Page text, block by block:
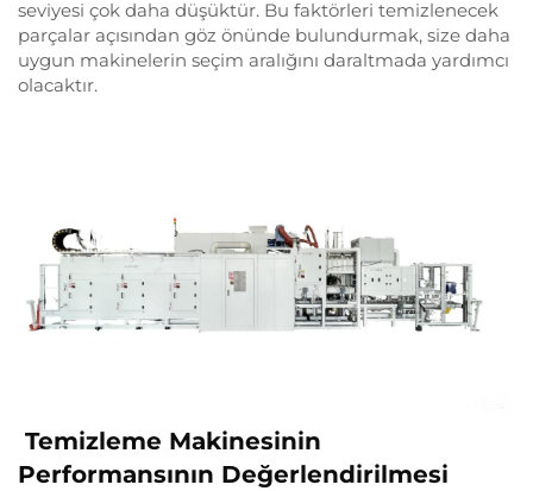
seviyesi çok daha düşüktür. Bu faktörleri temizlenecek
parçalar açısından göz önünde bulundurmak, size daha
uygun makinelerin seçim aralığını daraltmada yardımcı
olacaktır.
Temizleme Makinesinin
Performansının Değerlendirilmesi